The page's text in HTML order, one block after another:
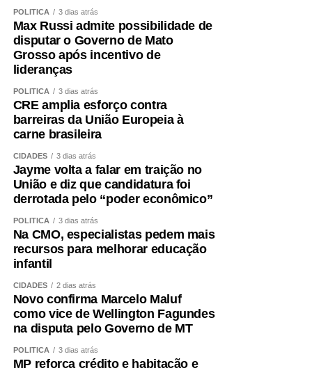
POLÍTICA 3 dias atrás
Max Russi admite possibilidade de
disputar o Governo de Mato
Grosso após incentivo de
lideranças
POLÍTICA 3 dias atrás
CRE amplia esforço contra
barreiras da União Europeia à
carne brasileira
CIDADES 3 dias atrás
Jayme volta a falar em traição no
União e diz que candidatura foi
derrotada pelo “poder econômico”
POLÍTICA 3 dias atrás
Na CMO, especialistas pedem mais
recursos para melhorar educação
infantil
CIDADES 2 dias atrás
Novo confirma Marcelo Maluf
como vice de Wellington Fagundes
na disputa pelo Governo de MT
POLÍTICA 3 dias atrás
MP reforça crédito e habitação e